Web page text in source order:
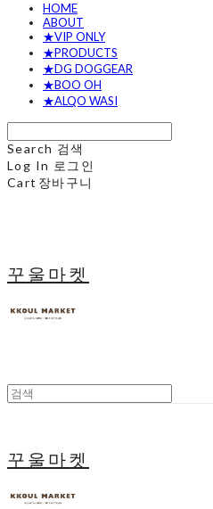
HOME
ABOUT
★VIP ONLY
★PRODUCTS
★DG DOGGEAR
★BOO OH
★ALQO WASI
Search 검색
Log In 로그인
Cart 장바구니
꾸울마켓
꾸울마켓